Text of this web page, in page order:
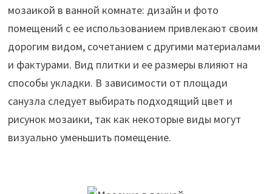
мозаикой в ванной комнате: дизайн и фото
помещений с ее использованием привлекают своим
дорогим видом, сочетанием с другими материалами
и фактурами. Вид плитки и ее размеры влияют на
способы укладки. В зависимости от площади
санузла следует выбирать подходящий цвет и
рисунок мозаики, так как некоторые виды могут
визуально уменьшить помещение.